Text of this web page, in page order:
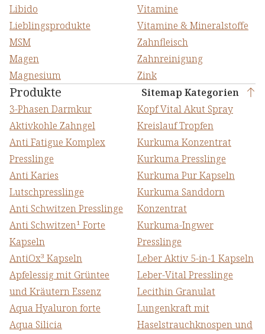
Libido
Lieblingsprodukte
MSM
Magen
Magnesium
Vitamine
Vitamine & Mineralstoffe
Zahnfleisch
Zahnreinigung
Zink
Produkte
Sitemap Kategorien
3-Phasen Darmkur
Aktivkohle Zahngel
Anti Fatigue Komplex
Presslinge
Anti Karies
Lutschpresslinge
Anti Schwitzen Presslinge
Anti Schwitzen¹ Forte
Kapseln
AntiOx³ Kapseln
Apfelessig mit Grüntee
und Kräutern Essenz
Aqua Hyaluron forte
Aqua Silicia
Kopf Vital Akut Spray
Kreislauf Tropfen
Kurkuma Konzentrat
Kurkuma Presslinge
Kurkuma Pur Kapseln
Kurkuma Sanddorn
Konzentrat
Kurkuma-Ingwer
Presslinge
Leber Aktiv 5-in-1 Kapseln
Leber-Vital Presslinge
Lecithin Granulat
Lungenkraft mit
Haselstrauchknospen und